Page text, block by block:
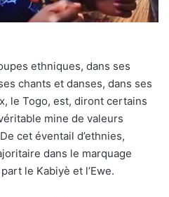
ethniques, dans ses
chants et danses, dans ses
le Togo, est, diront certains
mine de valeurs
cet éventail d’ethnies,
dans le marquage
le Kabiyè et l’Ewe.